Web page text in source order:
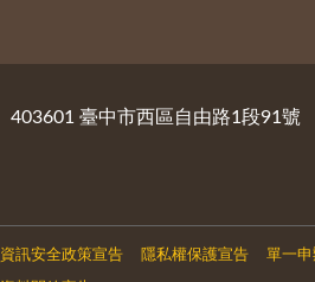
403601 臺中市西區自由路1段91號
資訊安全政策宣告 隱私權保護宣告 單一申